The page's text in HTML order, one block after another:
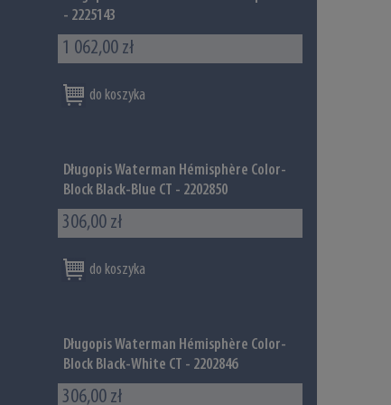
- 2225143
1 062,00 zł
do koszyka
Długopis Waterman Hémisphère Color-
Block Black-Blue CT - 2202850
306,00 zł
do koszyka
Długopis Waterman Hémisphère Color-
Block Black-White CT - 2202846
306,00 zł